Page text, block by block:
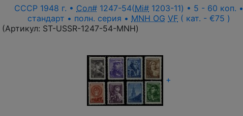
СССР 1948 г. • Сол# 1247-54(Mi# 1203-11) • 5 - 60 коп. •
стандарт • полн. серия • MNH OG VF ( кат. - €75 )
(Артикул: ST-USSR-1247-54-MNH)
+